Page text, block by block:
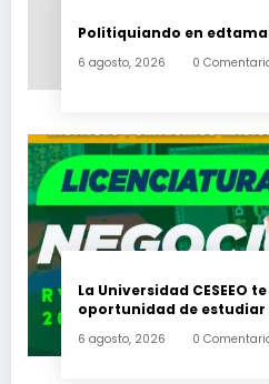
Politiquiando en
6 agosto, 2026 0
La Universidad CESEEO
oportunidad de estudiar
Escondido, Ixtepec y en
6 agosto, 2026 0